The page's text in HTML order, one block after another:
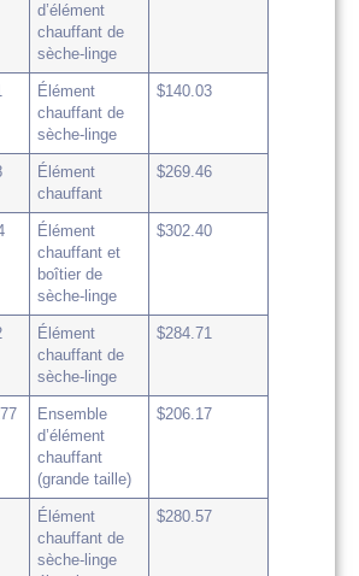
d’élément
chauffant de
sèche-linge
Élément
chauffant de
sèche-linge
$140.03
Élément
chauffant
$269.46
Élément
chauffant et
boîtier de
sèche-linge
$302.40
Élément
chauffant de
sèche-linge
$284.71
Ensemble
d’élément
chauffant
(grande taille)
$206.17
Élément
chauffant de
sèche-linge
$280.57